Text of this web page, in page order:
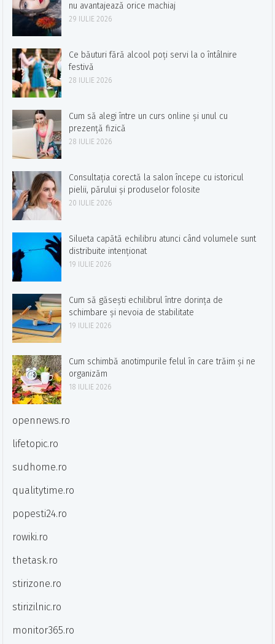
nu avantajează orice machiaj
29 IULIE 2026
Ce băuturi fără alcool poți servi la o întâlnire
festivă
28 IULIE 2026
Cum să alegi între un curs online și unul cu
prezență fizică
28 IULIE 2026
Consultația corectă la salon începe cu istoricul
pielii, părului și produselor folosite
20 IULIE 2026
Silueta capătă echilibru atunci când volumele sunt
distribuite intenționat
19 IULIE 2026
Cum să găsești echilibrul între dorința de
schimbare și nevoia de stabilitate
19 IULIE 2026
Cum schimbă anotimpurile felul în care trăim și ne
organizăm
18 IULIE 2026
opennews.ro
lifetopic.ro
sudhome.ro
qualitytime.ro
popesti24.ro
rowiki.ro
thetask.ro
stirizone.ro
stirizilnic.ro
monitor365.ro